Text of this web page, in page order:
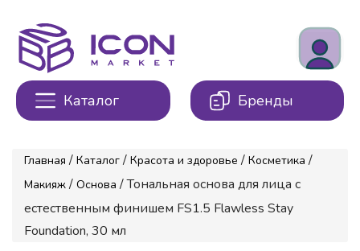
Каталог Бренды
Главная / Каталог / Красота и здоровье / Косметика /
Макияж / Основа / Тональная основа для лица с
естественным финишем FS1.5 Flawless Stay
Foundation, 30 мл